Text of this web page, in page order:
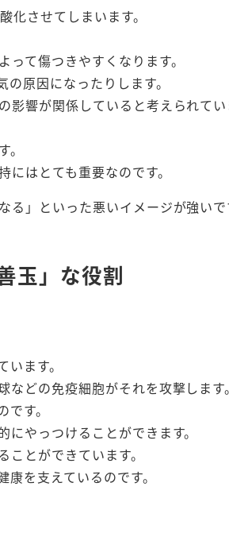
化させてしまいます。
て傷つきやすくなります。
原因になったりします。
響が関係していると考えられてい
はとても重要なのです。
」といった悪いイメージが強い
玉」な役割
ます。
どの免疫細胞がそれを攻撃します。
す。
やっつけることができます。
とができています。
を支えているのです。